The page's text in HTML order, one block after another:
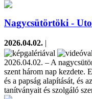
Nagycsütörtöki -
2026.04.02. |
2026.04.02. – A
szent három nap kezdete.
és a papság alapítását, és
tanítványait és szolgáló